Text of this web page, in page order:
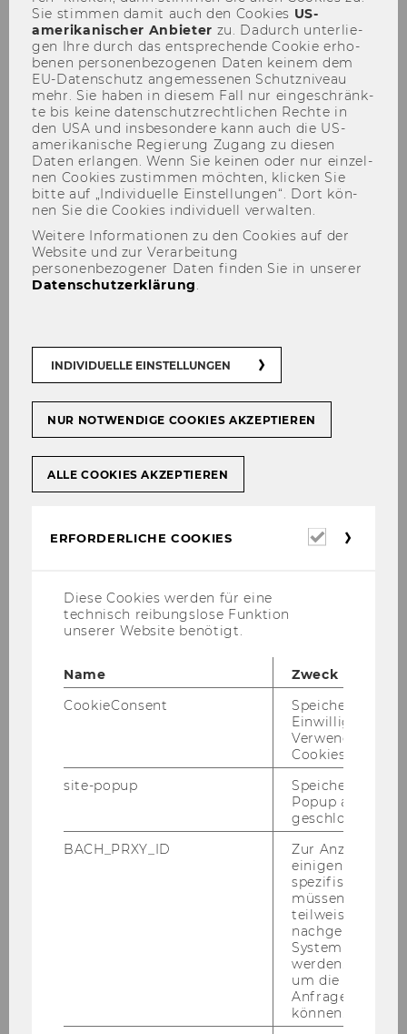
Änderung des Studienplans für
das Bakkalaureats- und
Magisterstudium
Wirtschaftsinformatik an der
Wirtschaftsuniversität Wien
104
Festlegung der Kategorien für
Studienbeiträge für das
Sommersemester 2007
Bevollmächtigung/Department
Volkswirtschaft
106
Wirtschaftsuniversität Wien -
Bundesministerium für
2007 - 2009
Leopold-Franzens-Universität
Funktion der Rektorin/des
Rektors
Europäischen Kommission
Ausschreibungen von Stellen
für wissenschaftliches Personal
Ausschreibungen von Stellen
für allgemeines Personal
Sie stim­men damit auch den Coo­kies US-​
amerikanischer An­bie­ter zu. Da­durch un­ter­lie­
gen Ihre durch das ent­spre­chen­de Coo­kie er­ho­
be­nen per­so­nen­be­zo­ge­nen Daten kei­nem dem
EU-​Datenschutz an­ge­mes­se­nen Schutz­ni­veau
mehr. Sie haben in die­sem Fall nur ein­ge­schränk­
te bis keine da­ten­schutz­recht­li­chen Rech­te in
den USA und ins­be­son­de­re kann auch die US-​
amerikanische Re­gie­rung Zu­gang zu die­sen
Daten er­lan­gen. Wenn Sie kei­nen oder nur ein­zel­
nen Coo­kies zu­stim­men möch­ten, kli­cken Sie
bitte auf „In­di­vi­du­el­le Ein­stel­lun­gen“. Dort kön­
nen Sie die Coo­kies in­di­vi­du­ell ver­wal­ten.
Weitere Informationen zu den Cookies auf der
Website und zur Verarbeitung
personenbezogener Daten finden Sie in unserer
Datenschutzerklärung.
INDIVIDUELLE EINSTELLUNGEN
NUR NOTWENDIGE COOKIES AKZEPTIEREN
ALLE COOKIES AKZEPTIEREN
ERFORDERLICHE COOKIES
Diese Cookies werden für eine
technisch reibungslose Funktion
unserer Website benötigt.
Name
Zweck
CookieConsent
Speichert Ihre
Einwilligung zur
Verwendung von
Cookies.
site-popup
Speichert ob ein
Popup
geschlossen
BACH_PRXY_ID
Zur Anzeige von
einigen WU-
spezifischen
müssen
teilweise von
nachgelagerten
System
werden.
um die Antwort
Anfrage
können.